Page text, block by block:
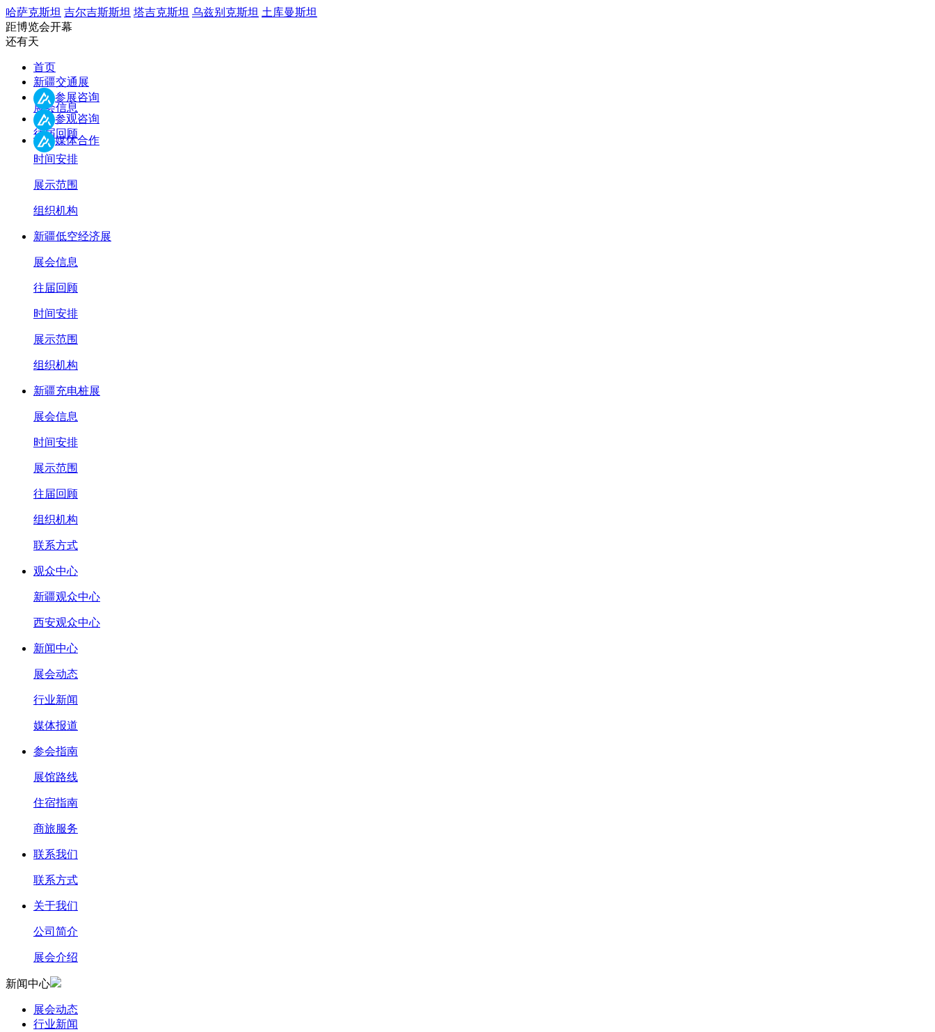
哈萨克斯坦 吉尔吉斯斯坦 塔吉克斯坦 乌兹别克斯坦 土库曼斯坦
距博览会开幕
还有天
首页
新疆交通展
展会信息
往届回顾
时间安排
展示范围
组织机构
新疆低空经济展
展会信息
往届回顾
时间安排
展示范围
组织机构
新疆充电桩展
展会信息
时间安排
展示范围
往届回顾
组织机构
联系方式
观众中心
新疆观众中心
西安观众中心
新闻中心
展会动态
行业新闻
媒体报道
参会指南
展馆路线
住宿指南
商旅服务
联系我们
联系方式
关于我们
公司简介
展会介绍
新闻中心
展会动态
行业新闻
参展咨询
参观咨询
媒体合作